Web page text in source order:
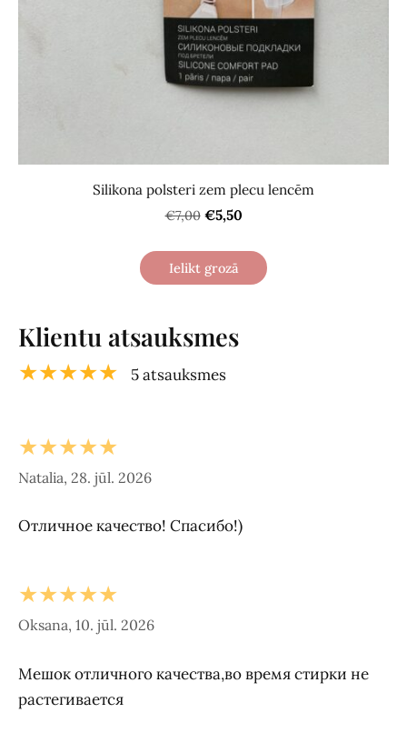
Silikona polsteri zem plecu lencēm
€7,00 €5,50
Ielikt grozā
Klientu atsauksmes
★★★★★ 5 atsauksmes
★★★★★
Natalia, 28. jūl. 2026
Отличное качество! Спасибо!)
★★★★★
Oksana, 10. jūl. 2026
Мешок отличного качества,во время стирки не
растегивается